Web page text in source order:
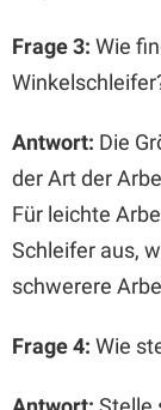
Frage 3: Wie
Antwort: Die
der Art der
Für leichte
Schleifer aus,
schwerere
Frage 4: Wie